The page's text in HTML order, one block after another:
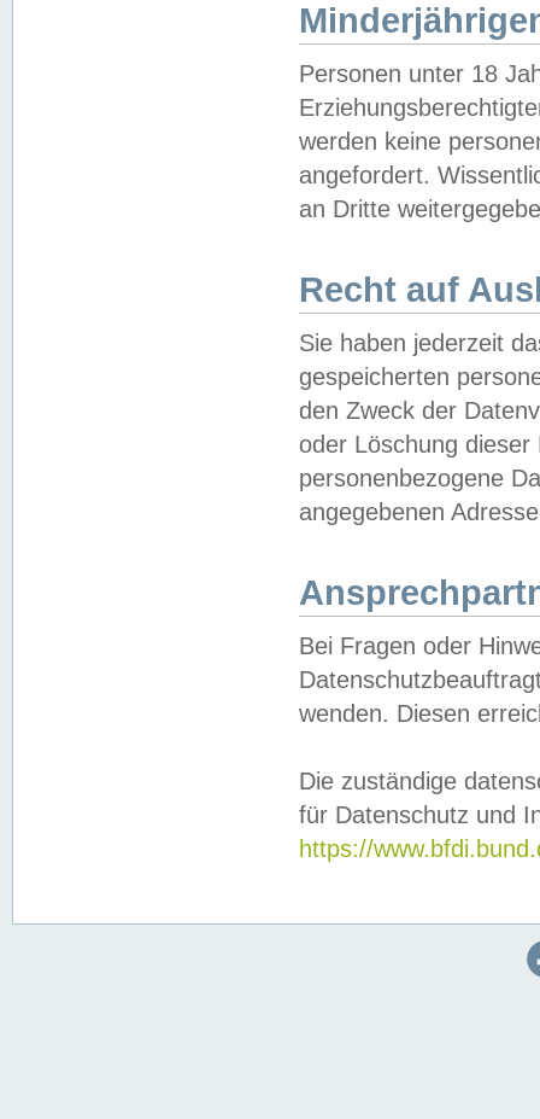
Personen unter 18
werden keine
angefordert.
an Dritte
Recht auf
Sie haben jederzeit
gespeicherten
den Zweck der
oder Löschung
personenbezogene
angegebenen
Bei Fragen oder
wenden. Diesen
Die zuständige
für Datenschutz und
https://